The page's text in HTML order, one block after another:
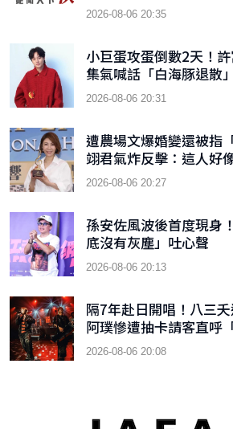
2026-08-06 20:35
小巨蛋攻蛋倒數2天！
集氣喊話「白海豚退散」
2026-08-06 20:31
遭農場文爆婚變還被指
翊君氣炸反擊：這人好
2026-08-06 20:27
孫安佐風波後首度現身
底沒有灰塵」吐心聲
2026-08-06 20:13
隔7年赴日開唱！八三
阿璞慘遭抽卡請客直呼
2026-08-06 20:08